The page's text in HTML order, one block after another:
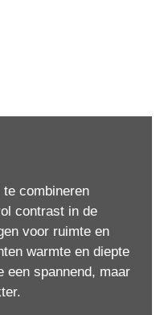
combineren
contrast in de
voor ruimte en
warmte en diepte
een spannend, maar